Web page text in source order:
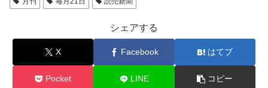
シェアする
X Facebook はてブ
Pocket LINE コピー